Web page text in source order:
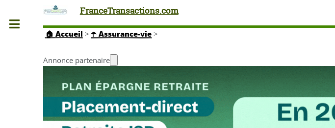
FranceTransactions.com
🏠 Accueil > ☂️ Assurance-vie >
Annonce partenaire
Toggle